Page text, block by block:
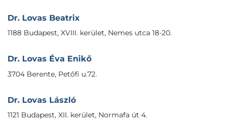
Dr. Lovas Beatrix
1188 Budapest, XVIII. kerület, Nemes utca 18-20.
Dr. Lovas Éva Enikő
3704 Berente, Petőfi u.72.
Dr. Lovas László
1121 Budapest, XII. kerület, Normafa út 4.